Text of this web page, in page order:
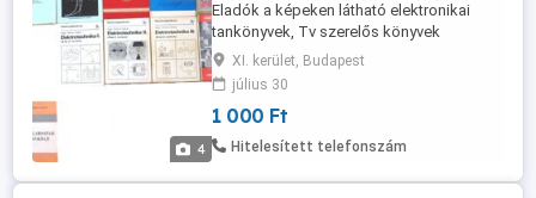
4
Eladók a képeken látható elektronikai
tankönyvek, Tv szerelős könyvek
kapcsolási rajzokkal, elektronikai
alkatrész katalógusok, rádiótechnika
újságok, évkönyvek 300-1000Ft-os áron.
Személyes átvétellel a 11. kerületben.
Telefon .
XI. kerület, Budapest
július 30
1 000 Ft
Hitelesített telefonszám